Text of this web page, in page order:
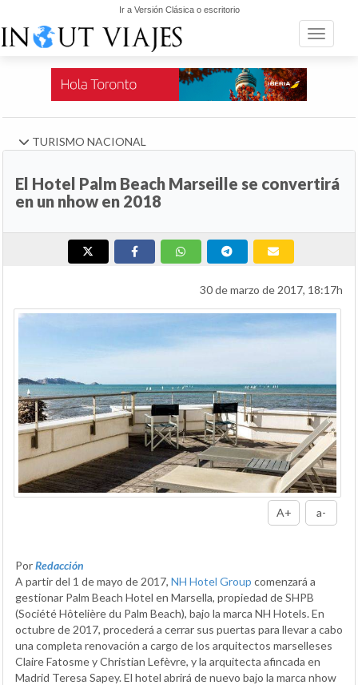
Ir a Versión Clásica o escritorio
Toggle
TURISMO NACIONAL
El Hotel Palm Beach Marseille se convertirá
en un nhow en 2018
30 de marzo de 2017, 18:17h
A+ a-
PorRedacción
A partir del 1 de mayo de 2017, NH Hotel Group comenzará a
gestionar Palm Beach Hotel en Marsella, propiedad de SHPB
(Société Hôtelière du Palm Beach), bajo la marca NH Hotels. En
octubre de 2017, procederá a cerrar sus puertas para llevar a cabo
una completa renovación a cargo de los arquitectos marselleses
Claire Fatosme y Christian Lefèvre, y la arquitecta afincada en
Madrid Teresa Sapey. El hotel abrirá de nuevo bajo la marca nhow